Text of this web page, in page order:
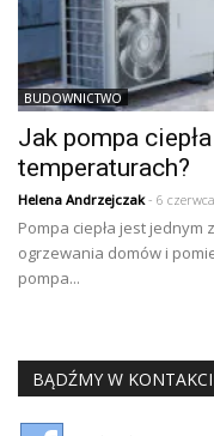
BUDOWNICTWO
Jak pompa
temperaturach?
Helena Andrzejczak- 6
Pompa ciepła jest
ogrzewania domów i
pompa...
BĄDŹMY W